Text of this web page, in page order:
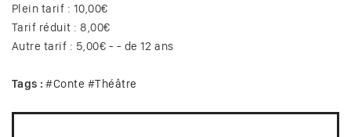
Plein tarif : 10,00€
Tarif réduit : 8,00€
Autre tarif : 5,00€ - - de 12 ans
Tags : #Conte #Théâtre